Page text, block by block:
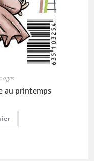
au printemps